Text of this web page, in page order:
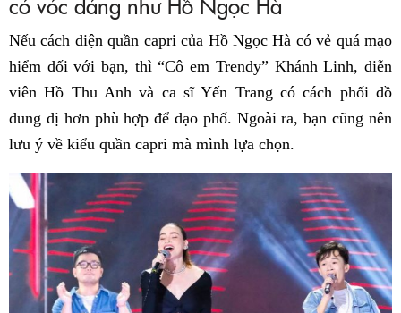
Nếu cách diện quần capri của Hồ Ngọc Hà có vẻ quá mạo
hiểm đối với bạn, thì “Cô em Trendy” Khánh Linh, diễn
viên Hồ Thu Anh và ca sĩ Yến Trang có cách phối đồ
dung dị hơn phù hợp để dạo phố. Ngoài ra, bạn cũng nên
lưu ý về kiểu quần capri mà mình lựa chọn.